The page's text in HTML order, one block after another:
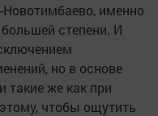
именно
степени. И
но в основе
такие же как при
чтобы ощутить